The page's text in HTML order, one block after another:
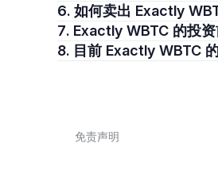
6. 如何卖出 Exactly
7. Exactly WBTC 的投
8. 目前 Exactly WBTC
免责声明